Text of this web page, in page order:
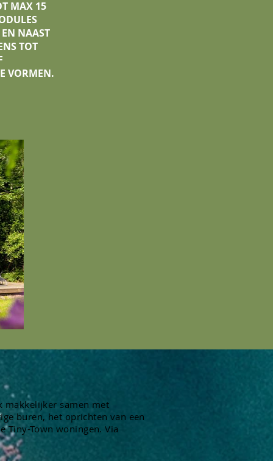
MAX 15
NAAST
TOT
VORMEN.
samen met
buren, het oprichten van een
Tiny-Town woningen. Via